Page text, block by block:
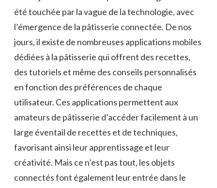
été touchée par la vague de la technologie, avec
l’émergence de la pâtisserie connectée. De nos
jours, il existe de nombreuses applications mobiles
dédiées à la pâtisserie qui offrent des recettes,
des tutoriels et même des conseils personnalisés
en fonction des préférences de chaque
utilisateur. Ces applications permettent aux
amateurs de pâtisserie d’accéder facilement à un
large éventail de recettes et de techniques,
favorisant ainsi leur apprentissage et leur
créativité. Mais ce n’est pas tout, les objets
connectés font également leur entrée dans le